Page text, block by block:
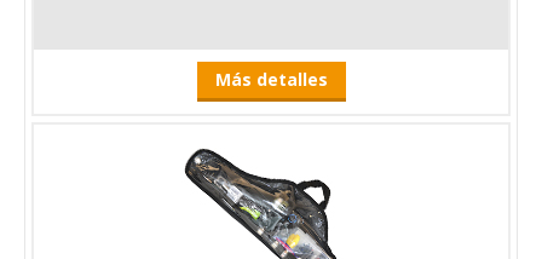
Más detalles